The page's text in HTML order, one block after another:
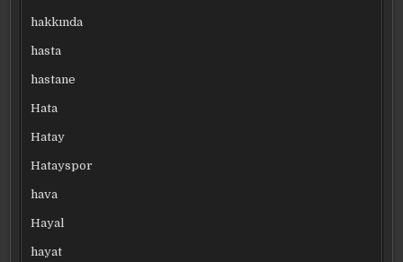
hakkında
hasta
hastane
Hata
Hatay
Hatayspor
hava
Hayal
hayat